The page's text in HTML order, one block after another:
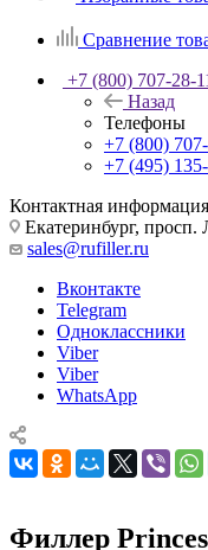
Сравнение
+7 (800) 707-28-
Назад
Телефоны
+7 (800)
+7 (495)
Контактная информация
Екатеринбург, просп.
sales@rufiller.ru
Вконтакте
Telegram
Одноклассники
Viber
Viber
WhatsApp
Филлер